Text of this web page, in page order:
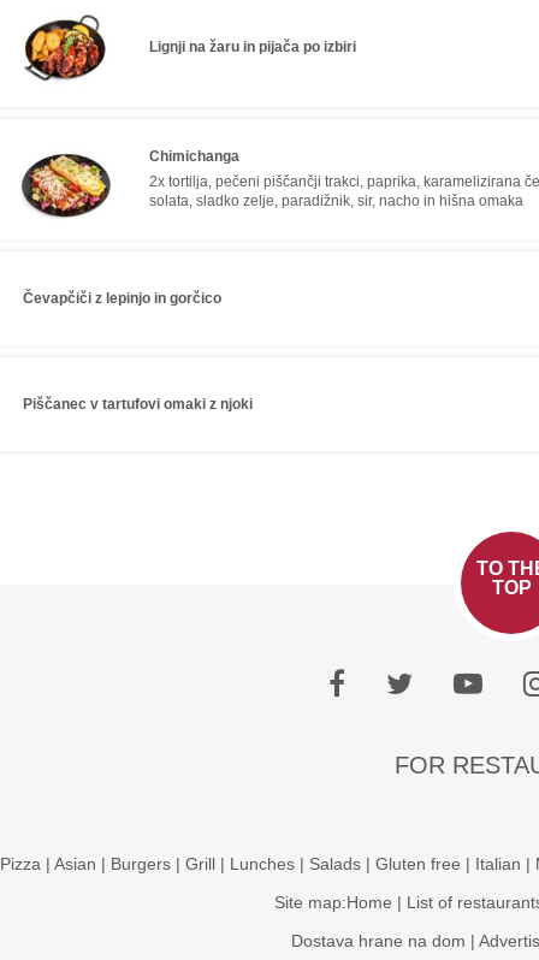
Lignji na žaru in pijača po izbiri
Chimichanga
2x tortilja, pečeni piščančji trakci, paprika, karamelizirana
solata, sladko zelje, paradižnik, sir, nacho in hišna omaka
Čevapčiči z lepinjo in gorčico
Piščanec v tartufovi omaki z njoki
TO
TOP
FOR
Pizza | Asian | Burgers| Grill| Lunches| Salads| Gluten free | Italian |
Site map:Home | List of
Dostava hrane na dom |